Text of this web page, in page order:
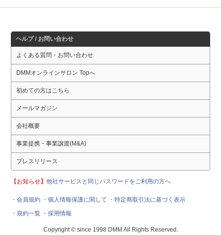
ヘルプ / お問い合わせ
よくある質問・お問い合わせ
DMMオンラインサロン Topへ
初めての方はこちら
メールマガジン
会社概要
事業提携・事業譲渡(M&A)
プレスリリース
【お知らせ】他社サービスと同じパスワードをご利用の方へ
・会員規約 ・個人情報保護に関して
・特定商取引法に基づく表示
・規約一覧 ・採用情報
Copyright © since 1998 DMM All Rights Reserved.